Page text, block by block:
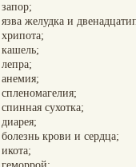
запор;
язва желудка и
хрипота;
кашель;
лепра;
анемия;
спленомагелия;
спинная сухотка;
диарея;
болезнь крови и сердца;
икота;